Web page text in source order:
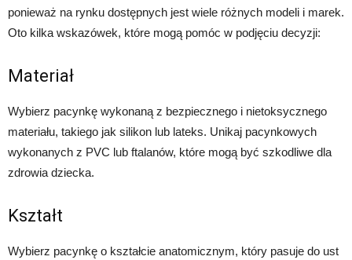
ponieważ na rynku dostępnych jest wiele różnych modeli i marek.
Oto kilka wskazówek, które mogą pomóc w podjęciu decyzji:
Materiał
Wybierz pacynkę wykonaną z bezpiecznego i nietoksycznego
materiału, takiego jak silikon lub lateks. Unikaj pacynkowych
wykonanych z PVC lub ftalanów, które mogą być szkodliwe dla
zdrowia dziecka.
Kształt
Wybierz pacynkę o kształcie anatomicznym, który pasuje do ust